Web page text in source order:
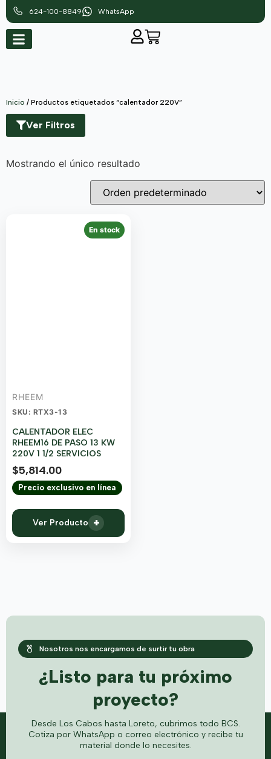
624-100-8849 WhatsApp
Inicio / Productos etiquetados “calentador 220V”
Ver Filtros
Mostrando el único resultado
En stock
RHEEM
SKU: RTX3-13
CALENTADOR ELEC
RHEEM16 DE PASO 13 KW
220V 1 1/2 SERVICIOS
$5,814.00
Precio exclusivo en línea
Ver Producto +
Nosotros nos encargamos de surtir tu obra
¿Listo para tu próximo
proyecto?
Desde Los Cabos hasta Loreto, cubrimos todo BCS.
Cotiza por WhatsApp o correo electrónico y recibe tu
material donde lo necesites.